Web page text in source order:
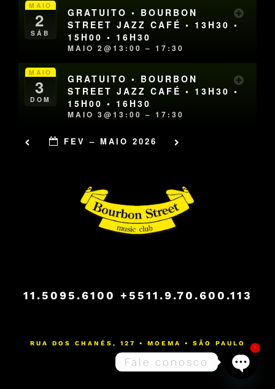
MAIO
2
SÁB
GRATUITO • BOURBON
STREET JAZZ CAFÉ • 13H30 •
15H00 • 16H30
MAIO 2@13:00 – 17:30
MAIO
3
DOM
GRATUITO • BOURBON
STREET JAZZ CAFÉ • 13H30 •
15H00 • 16H30
MAIO 3@13:00 – 17:30
FEV – MAIO 2026
11.5095.6100 +5511.9.70.600.113
RUA DOS CHANÉS, 127 • MOEMA • SÃO PAULO
Fale conosco
1